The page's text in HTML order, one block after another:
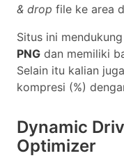
& drop file ke area
Situs ini
PNG dan memiliki
Selain itu kalian
kompresi (%)
Dynamic
Optimizer